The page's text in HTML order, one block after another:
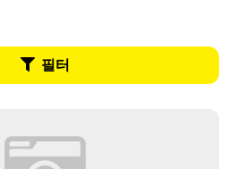
필터